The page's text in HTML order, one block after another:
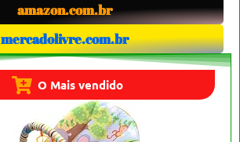
amazon.com.br
mercadolivre.com.br
O Mais vendido